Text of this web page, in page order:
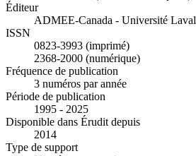
Éditeur
ADMEE-Canada - Université Laval
ISSN
0823-3993 (imprimé)
2368-2000 (numérique)
Fréquence de publication
3 numéros par année
Période de publication
1995 - 2025
Disponible dans Érudit depuis
2014
Type de support